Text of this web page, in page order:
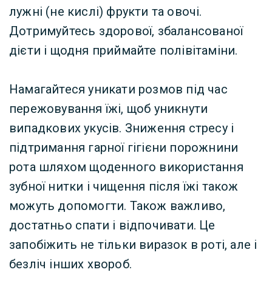
лужні (не кислі) фрукти та овочі.
Дотримуйтесь здорової, збалансованої
дієти і щодня приймайте полівітаміни.
Намагайтеся уникати розмов під час
пережовування їжі, щоб уникнути
випадкових укусів. Зниження стресу і
підтримання гарної гігієни порожнини
рота шляхом щоденного використання
зубної нитки і чищення після їжі також
можуть допомогти. Також важливо,
достатньо спати і відпочивати. Це
запобіжить не тільки виразок в роті, але і
безліч інших хвороб.